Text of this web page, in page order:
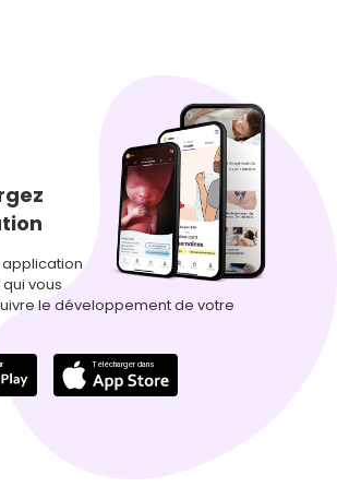
vous
le développement de votre